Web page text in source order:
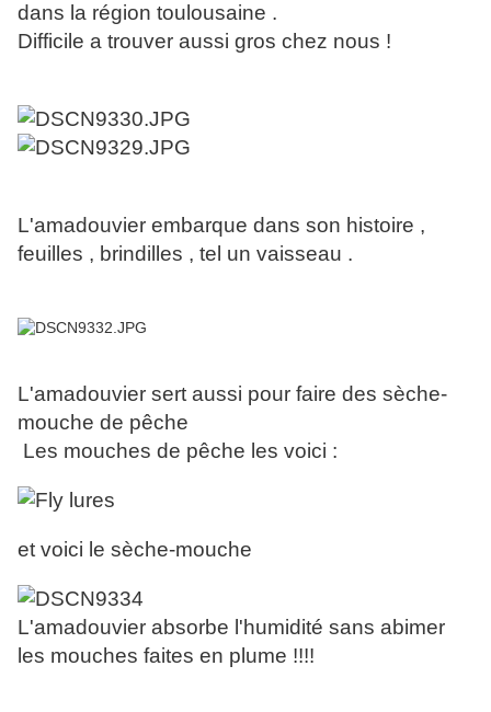
dans la région toulousaine .
Difficile a trouver aussi gros chez nous !
L'amadouvier embarque dans son histoire ,
feuilles , brindilles , tel un vaisseau .
L'amadouvier sert aussi pour faire des sèche-
mouche de pêche
Les mouches de pêche les voici :
et voici le sèche-mouche
L'amadouvier absorbe l'humidité sans abimer
les mouches faites en plume !!!!